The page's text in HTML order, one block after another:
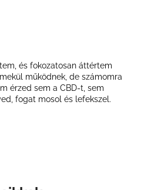
és fokozatosan áttértem
működnek, de számomra
érzed sem a CBD-t, sem
fogat mosol és lefekszel.